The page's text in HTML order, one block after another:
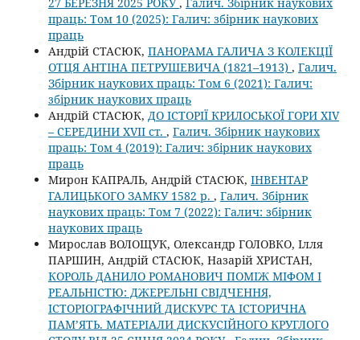
праць: Том 10 (2025): Галич: збірник наукових
праць
Андрій СТАСЮК, ПАНОРАМА ГАЛИЧА З КОЛЕКЦІЇ
ОТЦЯ АНТІНА ПЕТРУШЕВИЧА (1821–1913) , Галич.
Збірник наукових праць: Том 6 (2021): Галич:
збірник наукових праць
Андрій СТАСЮК, ДО ІСТОРІЇ КРИЛОСЬКОЇ ГОРИ ХIV
– СЕРЕДИНИ XVII ст. , Галич. Збірник наукових
праць: Том 4 (2019): Галич: збірник наукових
праць
Мирон КАПРАЛЬ, Андрій СТАСЮК, ІНВЕНТАР
ГАЛИЦЬКОГО ЗАМКУ 1582 р. , Галич. Збірник
наукових праць: Том 7 (2022): Галич: збірник
наукових праць
Мирослав ВОЛОЩУК, Олександр ГОЛОВКО, Ілля
ПАРШИН, Андрій СТАСЮК, Назарій ХРИСТАН,
КОРОЛЬ ДАНИЛО РОМАНОВИЧ ПОМІЖ МІФОМ І
РЕАЛЬНІСТЮ: ДЖЕРЕЛЬНІ СВІДЧЕННЯ,
ІСТОРІОГРАФІЧНИЙ ДИСКУРС ТА ІСТОРИЧНА
ПАМ’ЯТЬ. МАТЕРІАЛИ ДИСКУСІЙНОГО КРУГЛОГО